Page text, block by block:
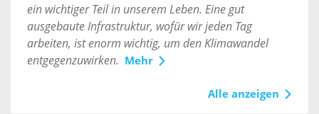
ein wichtiger Teil in unserem Leben. Eine gut
ausgebaute Infrastruktur, wofür wir jeden Tag
arbeiten, ist enorm wichtig, um den Klimawandel
entgegenzuwirken. Mehr
Alle anzeigen